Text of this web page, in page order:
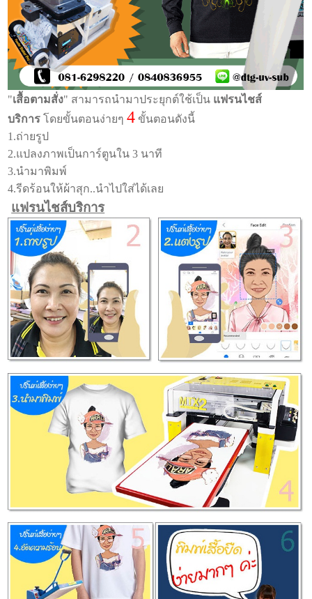
"เสื้อตามสั่ง" สามารถนำมาประยุกต์ใช้เป็น แฟรนไชส์
บริการ โดยขั้นตอนง่ายๆ4 ขั้นตอนดังนี้
1.ถ่ายรูป
2.แปลงภาพเป็นการ์ตูนใน 3 นาที
3.นำมาพิมพ์
4.รีดร้อนให้ผ้าสุก..นำไปใส่ได้เลย
แฟรนไชส์บริการ